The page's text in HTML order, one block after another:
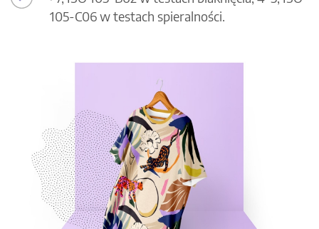
105-C06 w testach spieralności.